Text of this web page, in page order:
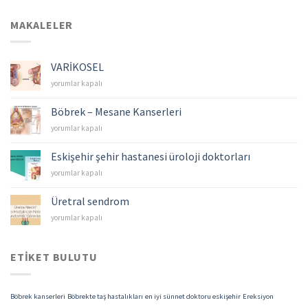
MAKALELER
VARİKOSEL
VARİKOSEL
yorumlar kapalı
Böbrek – Mesane Kanserleri
Böbrek
Mesane
Kanserleri
için
yorumlar kapalı
Eskişehir şehir hastanesi üroloji doktorları
Eskişehir
hastanesi
üroloji
doktorları
yorumlar kapalı
Üretral sendrom
Üretral
yorumlar kapalı
ETIKET BULUTU
Böbrek kanserleri Böbrekte taş hastalıkları en iyi sünnet doktoru eskişehir Ereksiyon